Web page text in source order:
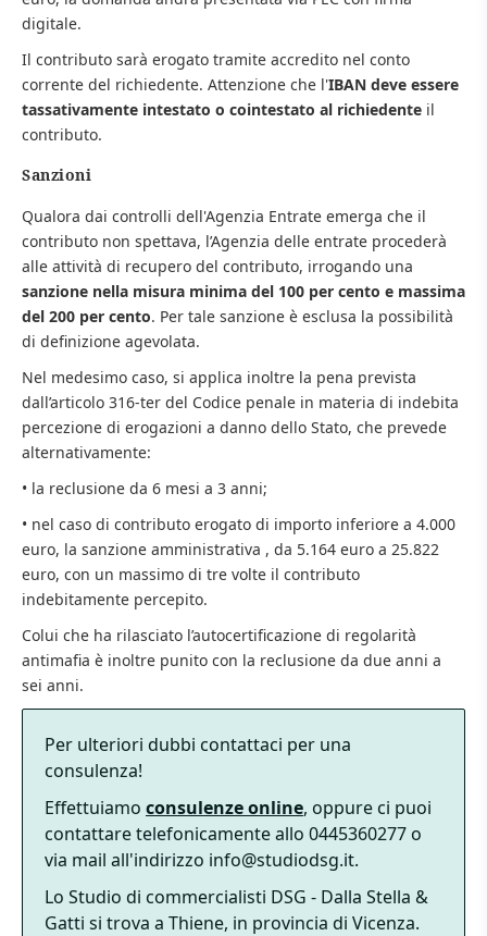
digitale.
Il contributo sarà erogato tramite accredito nel conto
corrente del richiedente. Attenzione che l'IBAN deve essere
tassativamente intestato o cointestato al richiedente il
contributo.
Sanzioni
Qualora dai controlli dell'Agenzia Entrate emerga che il
contributo non spettava, l’Agenzia delle entrate procederà
alle attività di recupero del contributo, irrogando una
sanzione nella misura minima del 100 per cento e massima
del 200 per cento. Per tale sanzione è esclusa la possibilità
di definizione agevolata.
Nel medesimo caso, si applica inoltre la pena prevista
dall’articolo 316-ter del Codice penale in materia di indebita
percezione di erogazioni a danno dello Stato, che prevede
alternativamente:
• la reclusione da 6 mesi a 3 anni;
• nel caso di contributo erogato di importo inferiore a 4.000
euro, la sanzione amministrativa , da 5.164 euro a 25.822
euro, con un massimo di tre volte il contributo
indebitamente percepito.
Colui che ha rilasciato l’autocertificazione di regolarità
antimafia è inoltre punito con la reclusione da due anni a
sei anni.
Per ulteriori dubbi contattaci per una
consulenza!
Effettuiamo consulenze online, oppure ci puoi
contattare telefonicamente allo 0445360277 o
via mail all'indirizzo info@studiodsg.it.
Lo Studio di commercialisti DSG - Dalla Stella &
Gatti si trova a Thiene, in provincia di Vicenza.